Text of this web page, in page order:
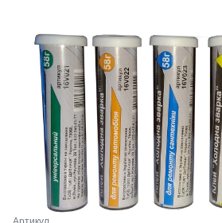
Артикул